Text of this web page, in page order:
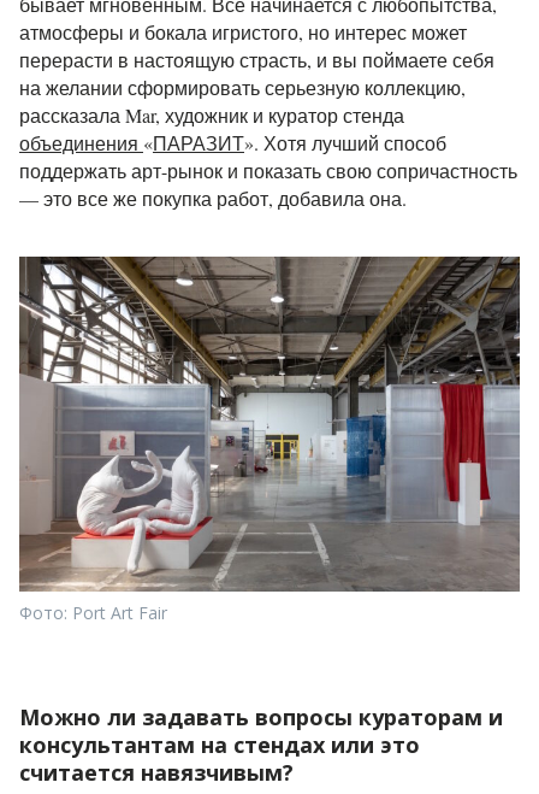
атмосферы и бокала игристого, но интерес может
перерасти в настоящую страсть, и вы поймаете себя
на желании сформировать серьезную коллекцию,
рассказала Mar, художник и куратор стенда
объединения «ПАРАЗИТ». Хотя лучший способ
поддержать арт-рынок и показать свою сопричастность
— это все же покупка работ, добавила она.
Фото: Port Art Fair
Можно ли задавать вопросы кураторам и
консультантам на стендах или это
считается навязчивым?